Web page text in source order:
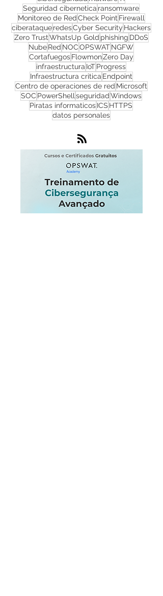
ciberseguridadmalwareTI
Seguridad ciberneticaransomware
Monitoreo de RedCheck PointFirewall
ciberataqueredesCyber SecurityHackers
Zero TrustWhatsUp GoldphishingDDoS
NubeRedNOCOPSWATNGFW
CortafuegosFlowmon Zero Day
infraestructuraIoTProgress
Infraestructura criticaEndpoint
Centro de operaciones de red Microsoft
PowerShellseguridad
datos personales